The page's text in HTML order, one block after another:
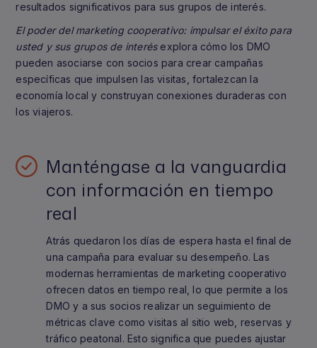
resultados significativos para sus grupos de interés.
El poder del marketing cooperativo: impulsar el éxito para
usted y sus grupos de interésexplora cómo los DMO
pueden asociarse con socios para crear campañas
específicas que impulsen las visitas, fortalezcan la
economía local y construyan conexiones duraderas con
los viajeros.
Manténgase a la vanguardia
con información en tiempo
real
Atrás quedaron los días de espera hasta el final de
una campaña para evaluar su desempeño. Las
modernas herramientas de marketing cooperativo
ofrecen datos en tiempo real, lo que permite a los
DMO y a sus socios realizar un seguimiento de
métricas clave como visitas al sitio web, reservas y
tráfico peatonal. Esto significa que puedes ajustar